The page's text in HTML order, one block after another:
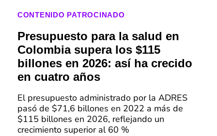
CONTENIDO PATROCINADO
Presupuesto para la salud en
Colombia supera los $115
billones en 2026: así ha crecido
en cuatro años
El presupuesto administrado por la ADRES
pasó de $71,6 billones en 2022 a más de
$115 billones en 2026, reflejando un
crecimiento superior al 60 %